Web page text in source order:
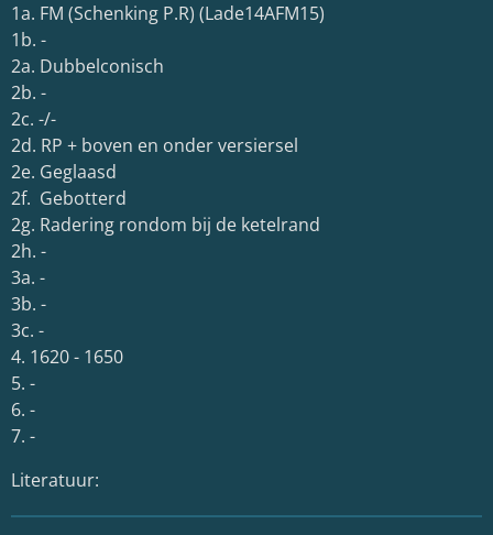
1a. FM (Schenking P.R) (Lade14AFM15)
1b. -
2a. Dubbelconisch
2b. -
2c. -/-
2d. RP + boven en onder versiersel
2e. Geglaasd
2f. Gebotterd
2g. Radering rondom bij de ketelrand
2h. -
3a. -
3b. -
3c. -
4. 1620 - 1650
5. -
6. -
7. -
Literatuur: